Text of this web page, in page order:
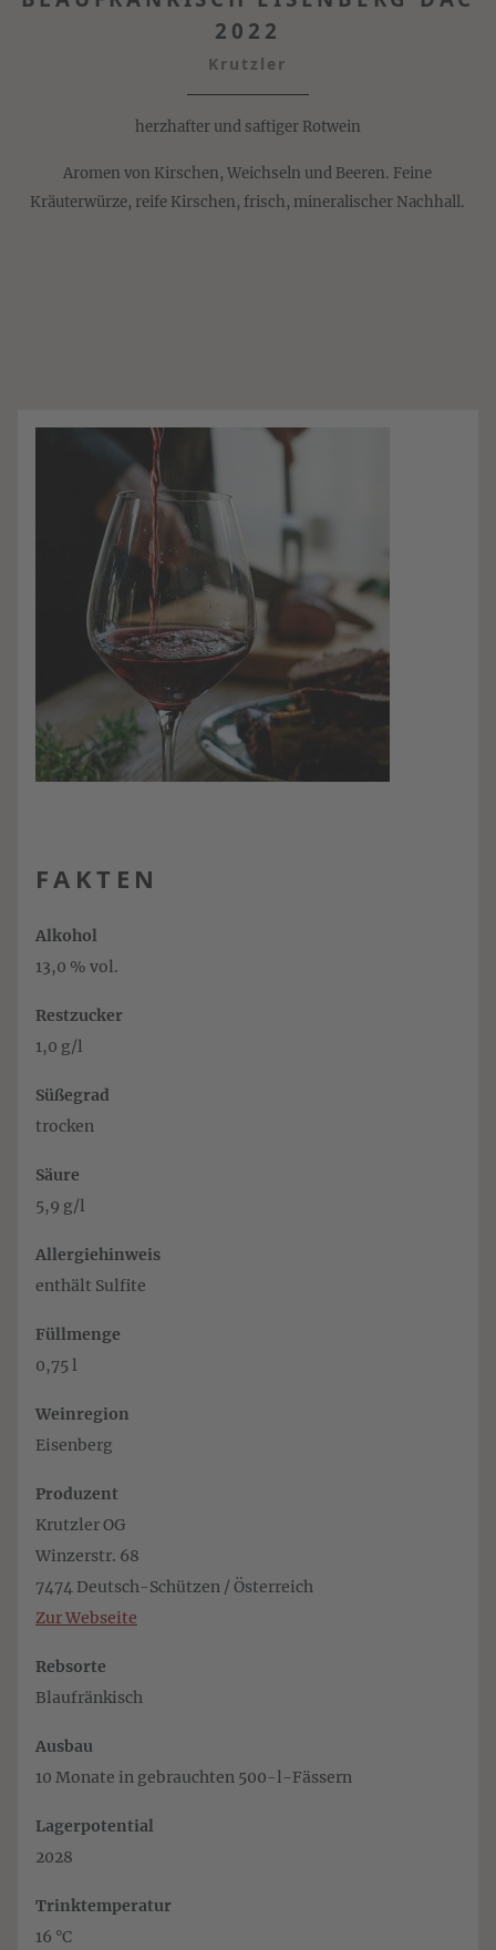
2022
Krutzler
herzhafter und saftiger Rotwein
Aromen von Kirschen, Weichseln und Beeren. Feine
Kräuterwürze, reife Kirschen, frisch, mineralischer Nachhall.
FAKTEN
Alkohol
13,0 % vol.
Restzucker
1,0 g/l
Süßegrad
trocken
Säure
5,9 g/l
Allergiehinweis
enthält Sulfite
Füllmenge
0,75 l
Weinregion
Eisenberg
Produzent
Krutzler OG
Winzerstr. 68
7474 Deutsch-Schützen / Österreich
Zur Webseite
Rebsorte
Blaufränkisch
Ausbau
10 Monate in gebrauchten 500-l-Fässern
Lagerpotential
2028
Trinktemperatur
16 °C